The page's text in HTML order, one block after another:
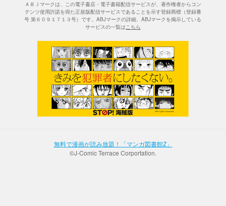
ＡＢＪマークは、この電子書店・電子書籍配信サービスが、著作権者からコン
テンツ使用許諾を得た正規版配信サービスであることを示す登録商標（登録番
号 第６０９１７１３号）です。ABJマークの詳細、ABJマークを掲示している
サービスの一覧はこちら
無料で漫画が読み放題！「マンガ図書館Z」
©J-Comic Terrace Corportation.